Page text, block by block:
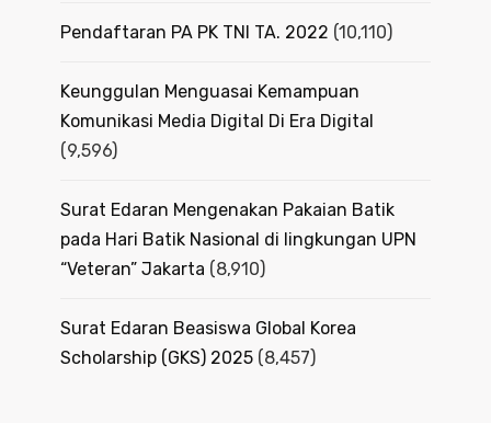
Pendaftaran PA PK TNI TA. 2022 (10,110)
Keunggulan Menguasai Kemampuan
Komunikasi Media Digital Di Era Digital
(9,596)
Surat Edaran Mengenakan Pakaian Batik
pada Hari Batik Nasional di lingkungan UPN
“Veteran” Jakarta (8,910)
Surat Edaran Beasiswa Global Korea
Scholarship (GKS) 2025 (8,457)